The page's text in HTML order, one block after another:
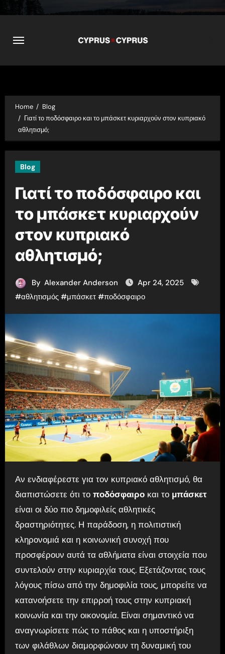
content
Home
Blog
Γιατί το ποδόσφαιρο και το μπάσκετ κυριαρχούν στον κυπριακό
αθλητισμό;
Blog
Γιατί το ποδόσφαιρο και
το μπάσκετ κυριαρχούν
στον κυπριακό
αθλητισμό;
By Alexander Anderson
Apr 24, 2025
#αθλητισμός#μπάσκετ#ποδόσφαιρο
Αν ενδιαφέρεστε για τον κυπριακό αθλητισμό, θα
διαπιστώσετε ότι το ποδόσφαιροκαι το μπάσκετ
είναι οι δύο πιο δημοφιλείς αθλητικές
δραστηριότητες. Η παράδοση, η πολιτιστική
κληρονομιά και η κοινωνική συνοχή που
προσφέρουν αυτά τα αθλήματα είναι στοιχεία που
συντελούν στην κυριαρχία τους. Εξετάζοντας τους
λόγους πίσω από την δημοφιλία τους, μπορείτε να
κατανοήσετε την επιρροή τους στην κυπριακή
κοινωνία και την οικονομία. Είναι σημαντικό να
αναγνωρίσετε πώς το πάθος και η υποστήριξη
των φιλάθλων διαμορφώνουν τη δυναμική του